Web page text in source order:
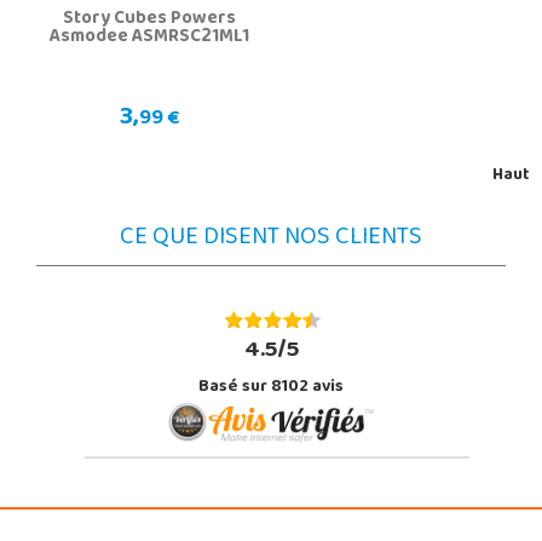
Story Cubes Powers
Asmodee ASMRSC21ML1
3,99 €
Haut
CE QUE DISENT NOS CLIENTS
4.5/5
Basé sur 8102 avis